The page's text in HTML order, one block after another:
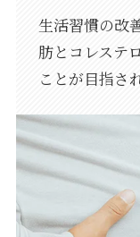
生活習慣の改
肪とコレステ
ことが目指さ